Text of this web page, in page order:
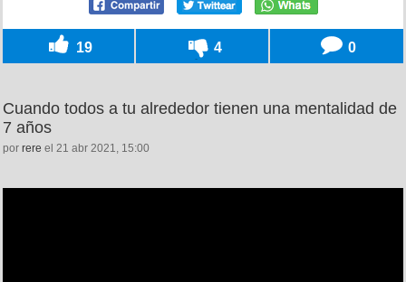
19 4 0
Cuando todos a tu alrededor tienen una mentalidad de
7 años
por rere el 21 abr 2021, 15:00